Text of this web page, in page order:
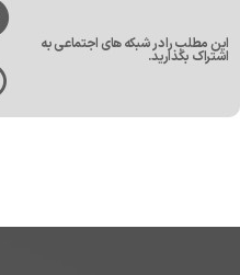
این مطلب را در شبکه های اجتماعی به
اشتراک بگذارید.